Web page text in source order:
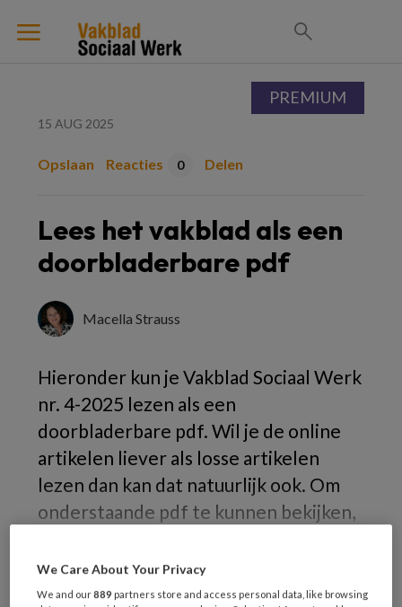
15 AUG 2025
Opslaan Reacties 0 Delen
Lees het vakblad als een
doorbladerbare pdf
Macella Strauss
Hieronder kun je Vakblad Sociaal Werk
nr. 4-2025 lezen als een
doorbladerbare pdf. Wil je de online
artikelen liever als losse artikelen
lezen dan kan dat natuurlijk ook. Om
onderstaande pdf te kunnen bekijken,
PREMIUM
We Care About Your Privacy
We and our889 partners store and access personal data, like browsing